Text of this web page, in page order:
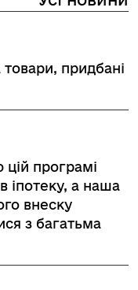
придбані
програмі
іпотеку, а наша
внеску
з багатьма